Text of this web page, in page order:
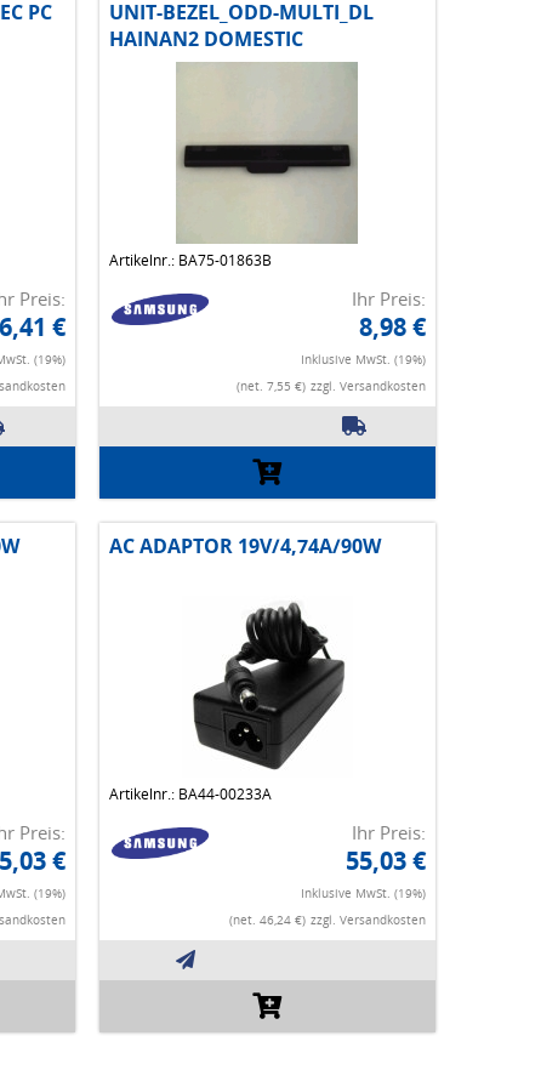
PC
Preis:
6,41 €
(19%)
UNIT-BEZEL_ODD-MULTI_DL
HAINAN2 DOMESTIC
Artikelnr.: BA75-01863B
Ihr Preis:
8,98 €
Inklusive MwSt. (19%)
(net. 7,55 €) zzgl. Versandkosten
Preis:
€
(19%)
AC ADAPTOR 19V/4,74A/90W
Artikelnr.: BA44-00233A
Ihr Preis:
55,03 €
Inklusive MwSt. (19%)
(net. 46,24 €) zzgl. Versandkosten